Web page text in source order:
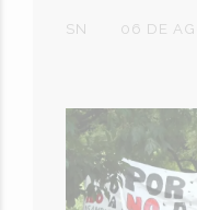
SN 06 DE